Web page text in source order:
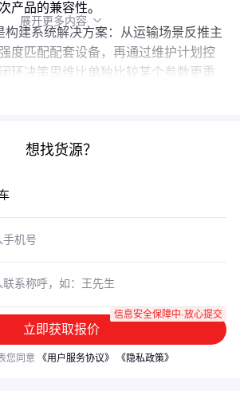
产品的兼容性。
构建系统解决方案：从运输场景反推主
度匹配配套设备，再通过维护计划控
环决策思维比单独比较某个参数更重
展开更多内容 
想找货源？
立即获取报价
信息安全保障中·放心提交
您同意 《用户服务协议》 《隐私政策》